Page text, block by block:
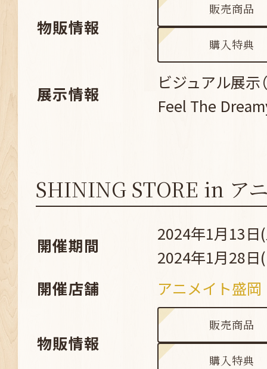
物販情報
販売商品
購入特典
展示情報
ビジュアル展
Feel The
SHINING STORE in ア
開催期間
2024年1月13日
2024年1月28日
開催店舗
アニメイト盛岡
物販情報
販売商品
購入特典